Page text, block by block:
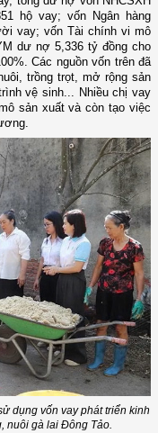
hộ vay; vốn Ngân hàng
vay; vốn Tài chính vi mô
dư nợ 5,336 tỷ đồng cho
Các nguồn vốn trên đã
trồng trọt, mở rộng sản
vệ sinh... Nhiều chị vay
sản xuất và còn tạo việc
dụng vốn vay phát triển kinh
nuôi gà lai Đông Tảo.